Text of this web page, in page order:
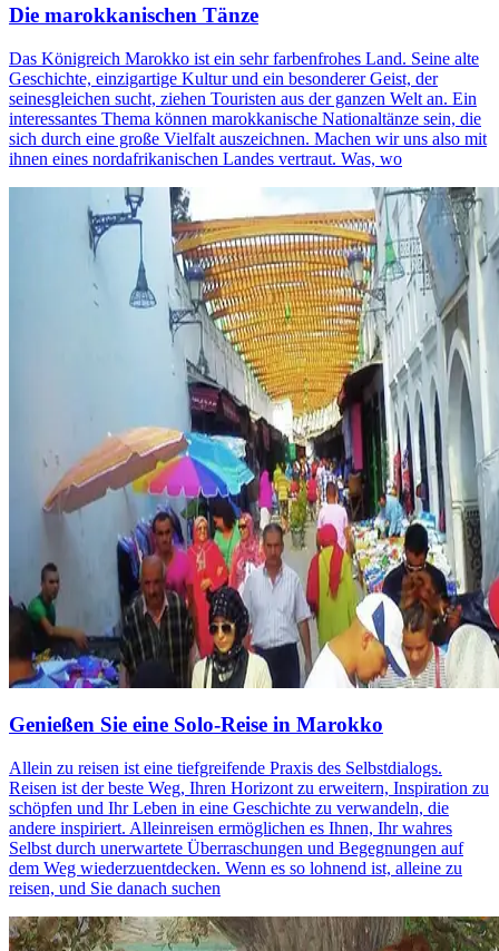
Die marokkanischen Tänze
Das Königreich Marokko ist ein sehr farbenfrohes Land. Seine alte
Geschichte, einzigartige Kultur und ein besonderer Geist, der
seinesgleichen sucht, ziehen Touristen aus der ganzen Welt an. Ein
interessantes Thema können marokkanische Nationaltänze sein, die
sich durch eine große Vielfalt auszeichnen. Machen wir uns also mit
ihnen eines nordafrikanischen Landes vertraut. Was, wo
Genießen Sie eine Solo-Reise in Marokko
Allein zu reisen ist eine tiefgreifende Praxis des Selbstdialogs.
Reisen ist der beste Weg, Ihren Horizont zu erweitern, Inspiration zu
schöpfen und Ihr Leben in eine Geschichte zu verwandeln, die
andere inspiriert. Alleinreisen ermöglichen es Ihnen, Ihr wahres
Selbst durch unerwartete Überraschungen und Begegnungen auf
dem Weg wiederzuentdecken. Wenn es so lohnend ist, alleine zu
reisen, und Sie danach suchen